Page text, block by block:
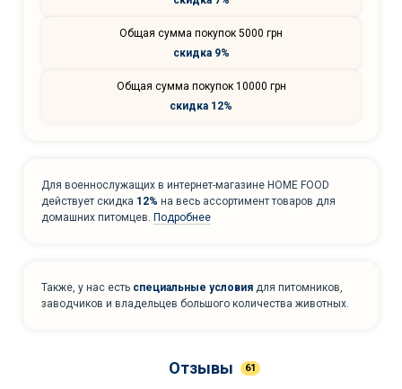
Общая сумма покупок 5000 грн
скидка 9%
Общая сумма покупок 10000 грн
скидка 12%
Для военнослужащих в интернет-магазине HOME FOOD
действует скидка 12% на весь ассортимент товаров для
домашних питомцев. Подробнее
Также, у нас есть специальные условия для питомников,
заводчиков и владельцев большого количества животных.
Отзывы 61